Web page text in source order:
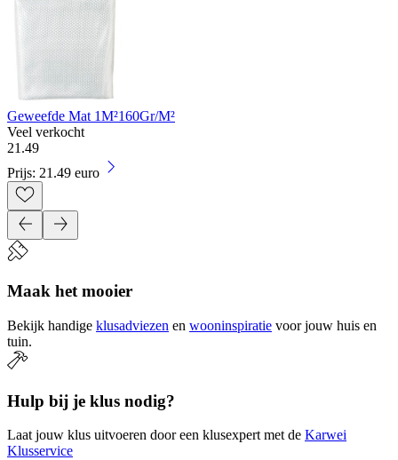
Geweefde Mat 1M²160Gr/M²
Veel verkocht
21 .49
Prijs: 21.49 euro
Maak het mooier
Bekijk handige klusadviezen en wooninspiratie voor jouw huis en
tuin.
Hulp bij je klus nodig?
Laat jouw klus uitvoeren door een klusexpert met de Karwei
Klusservice